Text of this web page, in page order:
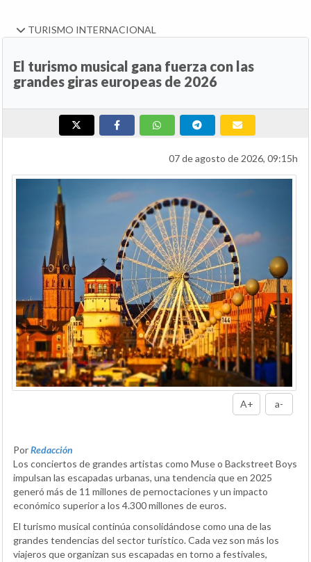
TURISMO INTERNACIONAL
El turismo musical gana fuerza con las
grandes giras europeas de 2026
07 de agosto de 2026, 09:15h
A+ a-
PorRedacción
Los conciertos de grandes artistas como Muse o Backstreet Boys
impulsan las escapadas urbanas, una tendencia que en 2025
generó más de 11 millones de pernoctaciones y un impacto
económico superior a los 4.300 millones de euros.
El turismo musical continúa consolidándose como una de las
grandes tendencias del sector turístico. Cada vez son más los
viajeros que organizan sus escapadas en torno a festivales,